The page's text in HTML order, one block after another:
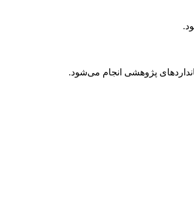
پژوهشی انجام می‌شود.